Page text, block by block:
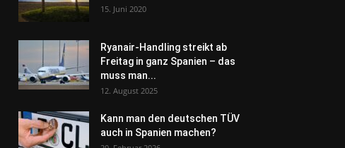
15. Juni 2020
Ryanair-Handling streikt ab
Freitag in ganz Spanien – das
muss man...
12. August 2025
Kann man den deutschen TÜV
auch in Spanien machen?